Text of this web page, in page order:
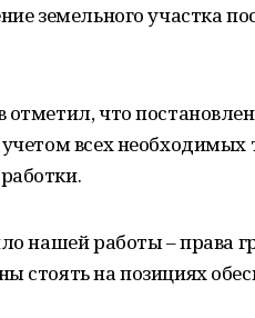
земельного участка
отметил, что
всех необходимых
нашей работы – права
стоять на позициях